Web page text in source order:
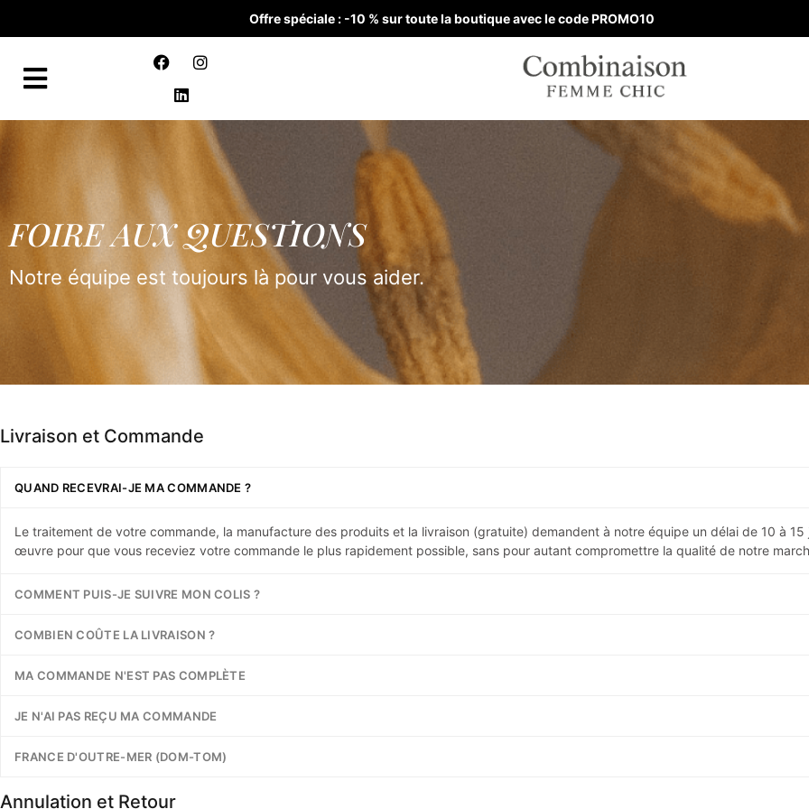
Offre spéciale : -10 % sur toute la boutique avec le code PROMO10
FOIRE AUX QUESTIONS
Notre équipe est toujours là pour vous aider.
Livraison et Commande
QUAND RECEVRAI-JE MA COMMANDE ?
Le traitement de votre commande, la manufacture des produits et la livraison (gratuite) demandent à notre équipe un délai de 10 à
œuvre pour que vous receviez votre commande le plus rapidement possible, sans pour autant compromettre la qualité de notre
COMMENT PUIS-JE SUIVRE MON COLIS ?
COMBIEN COÛTE LA LIVRAISON ?
MA COMMANDE N'EST PAS COMPLÈTE
JE N'AI PAS REÇU MA COMMANDE
FRANCE D'OUTRE-MER (DOM-TOM)
Annulation et Retour